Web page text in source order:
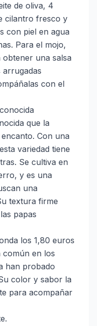
de oliva, 4
cilantro fresco y
con piel en agua
Para el mojo,
una salsa
arrugadas
con el
que la
Con una
variedad tiene
Se cultiva en
y es una
una
textura firme
papas
los 1,80 euros
en los
han probado
color y sabor la
para acompañar